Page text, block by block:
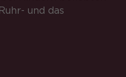
und das